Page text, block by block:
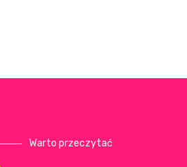
Warto przeczytać